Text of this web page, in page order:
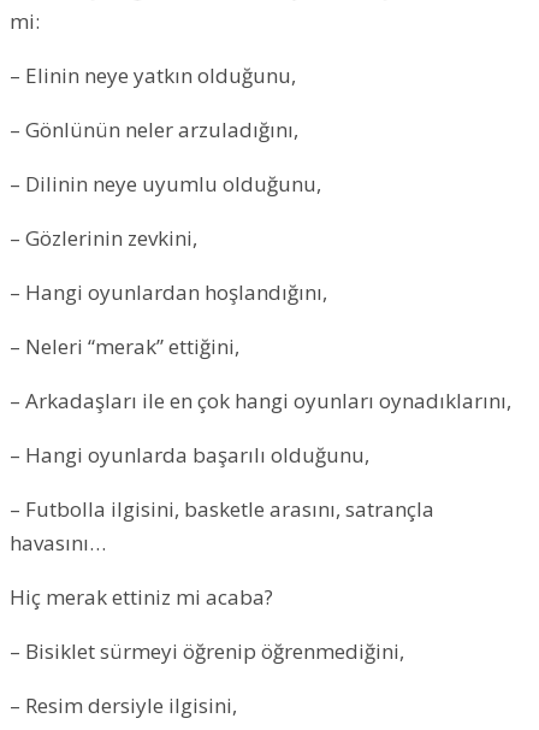
mi:
– Elinin neye yatkın olduğunu,
– Gönlünün neler arzuladığını,
– Dilinin neye uyumlu olduğunu,
– Gözlerinin zevkini,
– Hangi oyunlardan hoşlandığını,
– Neleri “merak” ettiğini,
– Arkadaşları ile en çok hangi oyunları oynadıklarını,
– Hangi oyunlarda başarılı olduğunu,
– Futbolla ilgisini, basketle arasını, satrançla
havasını…
Hiç merak ettiniz mi acaba?
– Bisiklet sürmeyi öğrenip öğrenmediğini,
– Resim dersiyle ilgisini,